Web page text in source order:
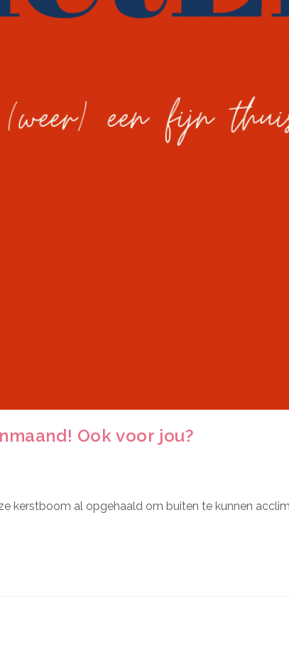
Ook voor jou?
kerstboom al opgehaald om buiten te kunnen